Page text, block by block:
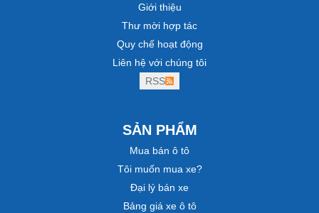
Giới thiệu
Thư mời hợp tác
Quy chế hoạt động
Liên hệ với chúng tôi
RSS
SẢN PHẨM
Mua bán ô tô
Tôi muốn mua xe?
Đại lý bán xe
Bảng giá xe ô tô